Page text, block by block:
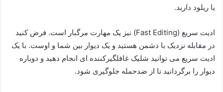
یا ریلود دارید.
ادیت سریع (Fast Editing) نیز یک مهارت مرگبار است. فرض کنید
در مقابله نزدیک با دشمن هستید و یک دیوار بین شما و اوست. با یک
ادیت سریع می توانید شلیک غافلگیرکننده ای انجام دهید و دوباره
دیوار را برگردانید تا از ضدحمله جلوگیری شود.